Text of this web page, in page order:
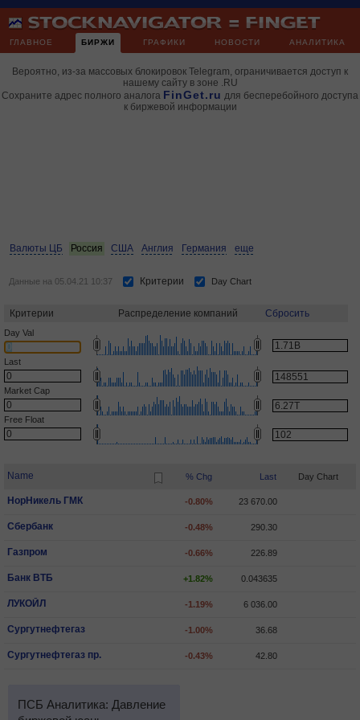
ГЛАВНОЕ БИРЖИ ГРАФИКИ НОВОСТИ АНАЛИТИКА
Вероятно, из-за массовых блокировок Telegram, ограничивается доступ к
нашему сайту в зоне .RU
Сохраните адрес полного аналога FinGet.ru для бесперебойного доступа
к биржевой информации
Валюты ЦБ Россия США Англия Германия еще
Данные на 05.04.21 10:37 Критерии Day Chart
Критерии Распределение компаний Сбросить
Day Val
Last
Market Cap
Free Float
Name % Chg Last Day Chart
НорНикель ГМК -0.80% 23 670.00
Сбербанк -0.48% 290.30
Газпром -0.66% 226.89
Банк ВТБ +1.82% 0.043635
ЛУКОЙЛ -1.19% 6 036.00
Сургутнефтегаз -1.00% 36.68
Сургутнефтегаз пр. -0.43% 42.80
ПСБ Аналитика: Давление